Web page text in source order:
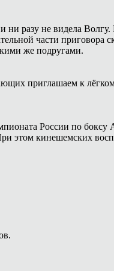
разу не видела Волгу.
части приговора
же подругами.
приглашаем к
России по боксу
этом кинешемских